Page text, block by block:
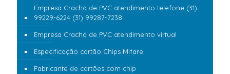
Empresa Crachá de PVC atendimento telefone (31)
99229-6224 (31) 99287-7238
Empresa Crachá de PVC atendimento virtual
Especificação cartão Chips Mifare
Fabricante de cartões com chip